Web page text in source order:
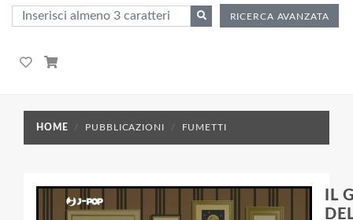
RICERCA AVANZATA
HOME PUBBLICAZIONI FUMETTI
IL